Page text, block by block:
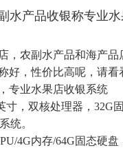
农副水产品和海产品
好，性价比高呢，请看
专业水果店收银系统
，双核处理器，32G
统。
4G内存/64G固态硬盘